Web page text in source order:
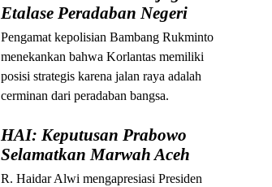
Etalase Peradaban Negeri
Pengamat kepolisian Bambang Rukminto
menekankan bahwa Korlantas memiliki
posisi strategis karena jalan raya adalah
cerminan dari peradaban bangsa.
HAI: Keputusan Prabowo
Selamatkan Marwah Aceh
R. Haidar Alwi mengapresiasi Presiden